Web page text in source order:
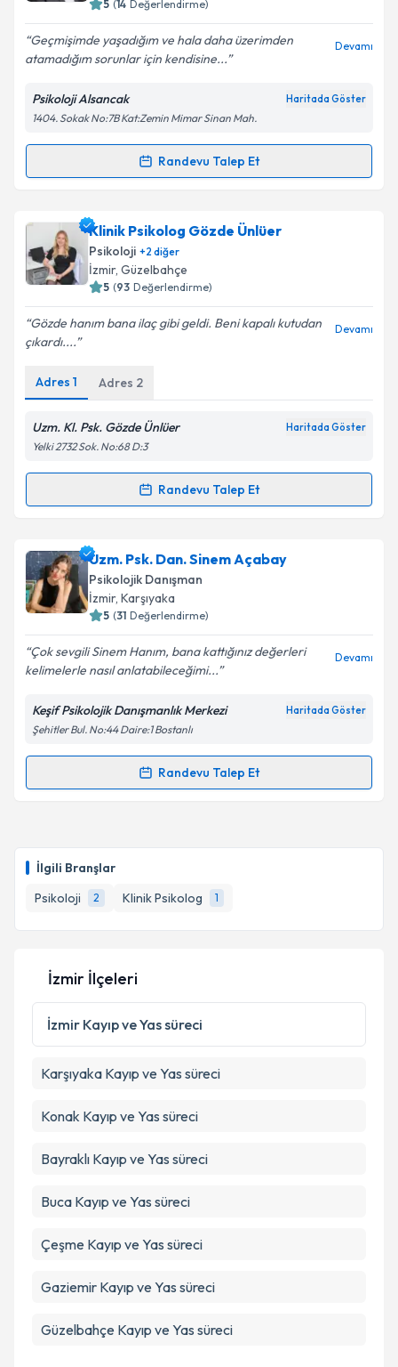
İlgili Branşlar
Psikoloji
2 Klinik Psikolog 1
5 (14 Değerlendirme)
Geçmişimde yaşadığım ve hala daha üzerimden
atamadığım sorunlar için kendisine...
Devamı
Psikoloji Alsancak Haritada Göster
1404. Sokak No:7B Kat:Zemin Mimar Sinan Mah.
Randevu Talep Et
Randevu Takvimi Talebi
Klinik Psikolog Berken Gündüziçin randevu takvimi
talebi oluşturun. Size bu uzmandan randevu almanız
için bir takvim hazırlandığında e-posta ile
bilgilendireceğiz.
E-posta Adresiniz
Kişisel verilerimin işlenmesine ilişkinAydınlatma
Metni'ni okudum ve kişisel verilerimin belirtilen
kapsamda işlenmesini kabul ediyorum.
Takvim Talebini Gönder
Klinik Psikolog Gözde Ünlüer
Psikoloji +2 diğer
İzmir, Güzelbahçe
5 (93 Değerlendirme)
Gözde hanım bana ilaç gibi geldi. Beni kapalı kutudan
çıkardı....
Devamı
Adres 1 Adres 2
Uzm. Kl. Psk. Gözde Ünlüer Haritada Göster
Yelki 2732 Sok. No:68 D:3
Randevu Talep Et
Randevu Takvimi Talebi
Klinik Psikolog Gözde Ünlüeriçin randevu takvimi
talebi oluşturun. Size bu uzmandan randevu almanız
için bir takvim hazırlandığında e-posta ile
bilgilendireceğiz.
E-posta Adresiniz
Kişisel verilerimin işlenmesine ilişkin
Metni'ni okudum ve kişisel verilerimin belirtilen
kapsamda işlenmesini kabul ediyorum.
Uzm. Psk. Dan. Sinem Açabay
Psikolojik Danışman
İzmir, Karşıyaka
5 (31 Değerlendirme)
Çok sevgili Sinem Hanım, bana kattığınız değerleri
kelimelerle nasıl anlatabileceğimi...
Devamı
Keşif Psikolojik Danışmanlık Merkezi Haritada Göster
Şehitler Bul. No:44 Daire:1 Bostanlı
Randevu Talep Et
Randevu Takvimi Talebi
için bir takvim hazırlandığında e-posta ile
bilgilendireceğiz.
E-posta Adresiniz
Kişisel verilerimin işlenmesine ilişkin
Metni'ni okudum ve kişisel verilerimin belirtilen
Takvim Talebini Gönder
İzmir İlçeleri
İzmir Kayıp ve Yas süreci
Karşıyaka Kayıp ve Yas süreci
Konak Kayıp ve Yas süreci
Bayraklı Kayıp ve Yas süreci
Buca Kayıp ve Yas süreci
Çeşme Kayıp ve Yas süreci
Gaziemir Kayıp ve Yas süreci
Güzelbahçe Kayıp ve Yas süreci